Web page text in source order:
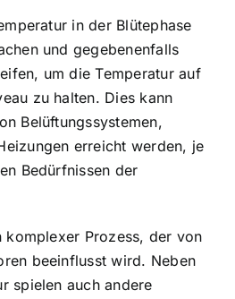
in der Blütephase
und gegebenenfalls
um die Temperatur auf
zu halten. Dies kann
Belüftungssystemen,
erreicht werden, je
Bedürfnissen der
komplexer Prozess, der von
beeinflusst wird. Neben
spielen auch andere